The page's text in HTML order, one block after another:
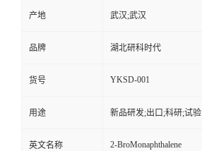
产地 武汉;武汉
品牌 湖北研科时代
货号 YKSD-001
用途 新品研发;出口;科研;试验
英文名称 2-BroMonaphthalene